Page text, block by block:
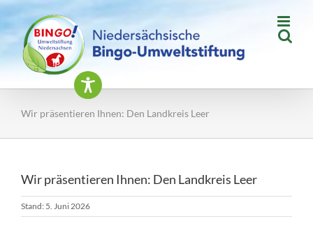
Zum
springen
Wir präsentieren Ihnen: Den Landkreis Leer
Wir präsentieren Ihnen: Den Landkreis Leer
Stand: 5. Juni 2026